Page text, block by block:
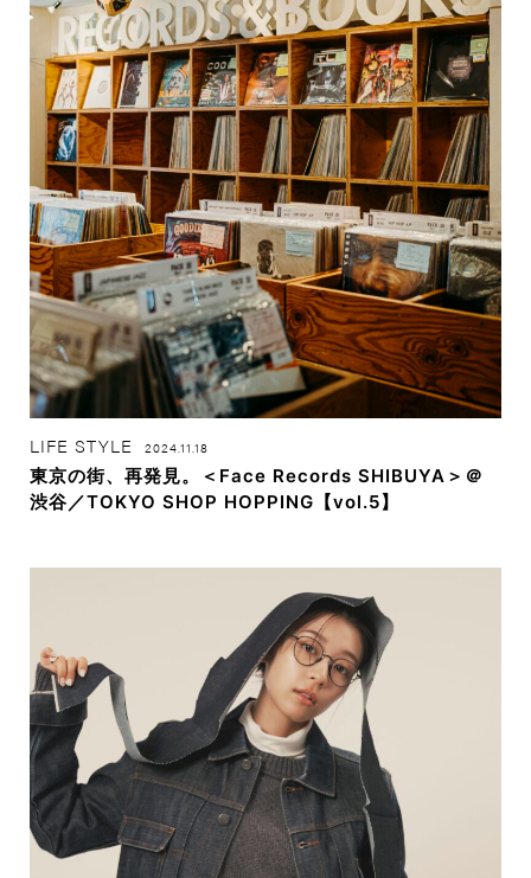
LIFE STYLE 2024.11.18
東京の街、再発見。＜Face Records SHIBUYA＞＠
渋谷／TOKYO SHOP HOPPING【vol.5】